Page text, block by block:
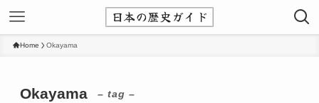
Home Okayama
Okayama – tag –